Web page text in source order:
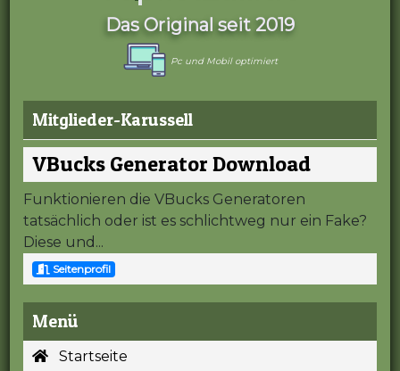
Das Original seit 2019
Pc und Mobil optimiert
Mitglieder-Karussell
VBucks Generator Download
Funktionieren die VBucks Generatoren
tatsächlich oder ist es schlichtweg nur ein Fake?
Diese und...
Seitenprofil
Menü
Startseite